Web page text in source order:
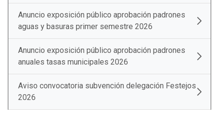
Anuncio exposición público aprobación padrones
aguas y basuras primer semestre 2026
Anuncio exposición público aprobación padrones
anuales tasas municipales 2026
Aviso convocatoria subvención delegación Festejos
2026